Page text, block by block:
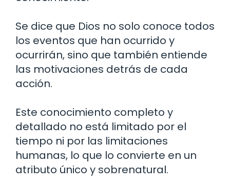
Se dice que Dios no solo conoce todos
los eventos que han ocurrido y
ocurrirán, sino que también entiende
las motivaciones detrás de cada
acción.
Este conocimiento completo y
detallado no está limitado por el
tiempo ni por las limitaciones
humanas, lo que lo convierte en un
atributo único y sobrenatural.